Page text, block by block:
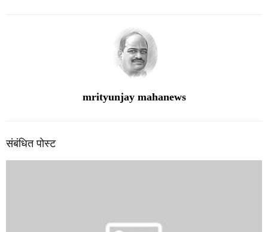
mrityunjay mahanews
संबंधित पोस्ट